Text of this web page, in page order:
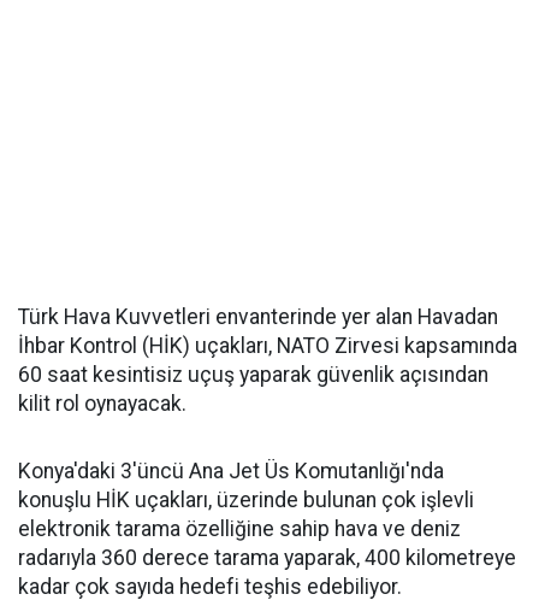
Türk Hava Kuvvetleri envanterinde yer alan Havadan
İhbar Kontrol (HİK) uçakları, NATO Zirvesi kapsamında
60 saat kesintisiz uçuş yaparak güvenlik açısından
kilit rol oynayacak.
Konya'daki 3'üncü Ana Jet Üs Komutanlığı'nda
konuşlu HİK uçakları, üzerinde bulunan çok işlevli
elektronik tarama özelliğine sahip hava ve deniz
radarıyla 360 derece tarama yaparak, 400 kilometreye
kadar çok sayıda hedefi teşhis edebiliyor.